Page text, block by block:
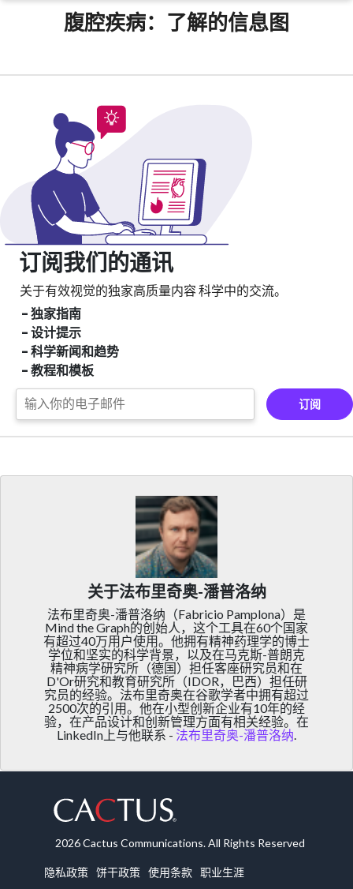
腹腔疾病：了解的信息图
订阅我们的通讯
关于有效视觉的独家高质量内容科学中的交流。
- 独家指南
- 设计提示
- 科学新闻和趋势
- 教程和模板
订阅
关于法布里奇奥-潘普洛纳
法布里奇奥-潘普洛纳（Fabricio Pamplona）是
Mind the Graph的创始人，这个工具在60个国家
有超过40万用户使用。他拥有精神药理学的博士
学位和坚实的科学背景，以及在马克斯-普朗克
精神病学研究所（德国）担任客座研究员和在
D'Or研究和教育研究所（IDOR，巴西）担任研
究员的经验。法布里奇奥在谷歌学者中拥有超过
2500次的引用。他在小型创新企业有10年的经
验，在产品设计和创新管理方面有相关经验。在
LinkedIn上与他联系 - 法布里奇奥-潘普洛纳.
2026 Cactus Communications. All Rights Reserved
隐私政策 饼干政策 使用条款 职业生涯